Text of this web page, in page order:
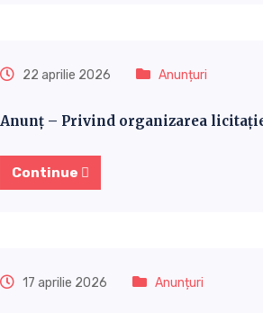
22 aprilie 2026 Anunțuri
Anunț – Privind organizarea
Continue
17 aprilie 2026 Anunțuri